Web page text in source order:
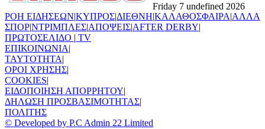
Friday 7 undefined 2026
ΡΟΗ ΕΙΔΗΣΕΩΝ|ΚΥΠΡΟΣ|ΔΙΕΘΝΗ|ΚΑΛΑΘΟΣΦΑΙΡΑ|ΑΛΛΑ
ΣΠΟΡ|ΝΤΡΙΜΠΛΕΣ|ΑΠΟΨΕΙΣ|AFTER DERBY|
ΠΡΩΤΟΣΕΛΙΔΟ | TV
ΕΠΙΚΟΙΝΩΝΙΑ|
TAYTOTHTA|
ΟΡΟΙ ΧΡΗΣΗΣ|
COOKIES|
ΕΙΔΟΠΟΙΗΣΗ ΑΠΟΡΡΗΤΟΥ|
ΔΗΛΩΣΗ ΠΡΟΣΒΑΣΙΜΟΤΗΤΑΣ|
ΠΟΛΙΤΗΣ
© Developed by P.C Admin 22 Limited